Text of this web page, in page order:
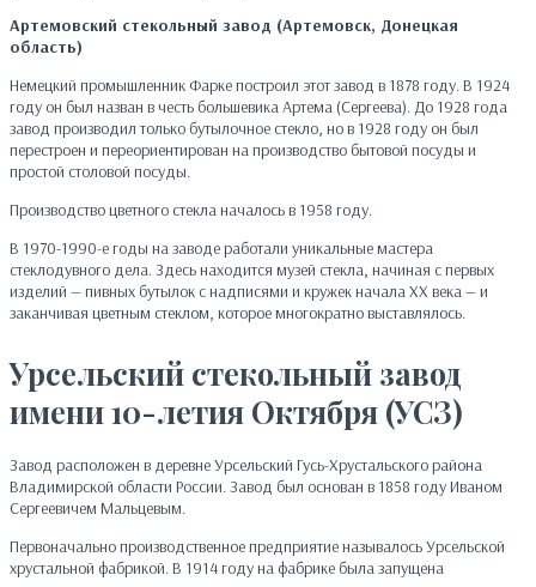
Артемовский стекольный завод (Артемовск, Донецкая
область)
Немецкий промышленник Фарке построил этот завод в 1878 году. В 1924
году он был назван в честь большевика Артема (Сергеева). До 1928 года
завод производил только бутылочное стекло, но в 1928 году он был
перестроен и переориентирован на производство бытовой посуды и
простой столовой посуды.
Производство цветного стекла началось в 1958 году.
В 1970-1990-е годы на заводе работали уникальные мастера
стеклодувного дела. Здесь находится музей стекла, начиная с первых
изделий — пивных бутылок с надписями и кружек начала XX века — и
заканчивая цветным стеклом, которое многократно выставлялось.
Урсельский стекольный завод
имени 10-летия Октября (УСЗ)
Завод расположен в деревне Урсельский Гусь-Хрустальского района
Владимирской области России. Завод был основан в 1858 году Иваном
Сергеевичем Мальцевым.
Первоначально производственное предприятие называлось Урсельской
хрустальной фабрикой. В 1914 году на фабрике была запущена